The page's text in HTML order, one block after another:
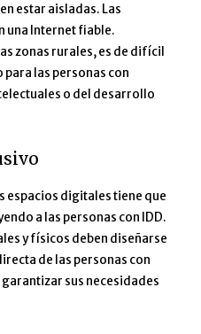
estar aisladas. Las
una Internet fiable.
zonas rurales, es de difícil
las personas con
o del desarrollo
espacios digitales tiene que
a las personas con IDD.
y físicos deben diseñarse
de las personas con
sus necesidades